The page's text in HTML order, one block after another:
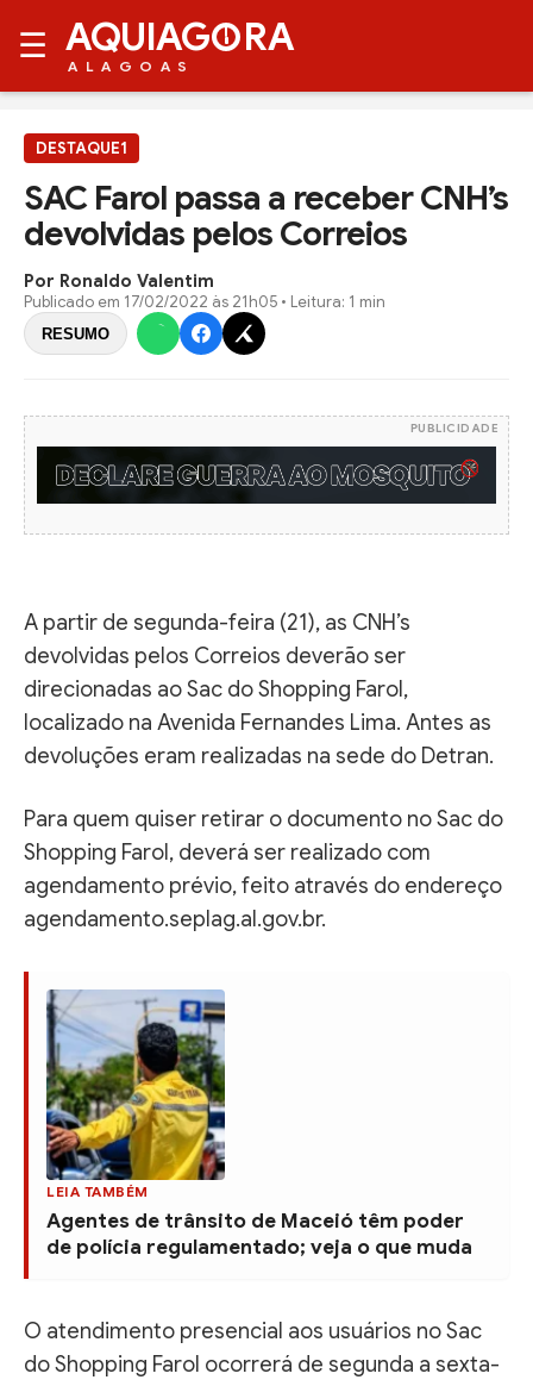
☰ AQUIAG RA
ALAGOAS
DESTAQUE1
SAC Farol passa a receber CNH’s
devolvidas pelos Correios
Por Ronaldo Valentim
Publicado em 17/02/2022 às 21h05 • Leitura: 1 min
RESUMO
PUBLICIDADE
A partir de segunda-feira (21), as CNH’s
devolvidas pelos Correios deverão ser
direcionadas ao Sac do Shopping Farol,
localizado na Avenida Fernandes Lima. Antes as
devoluções eram realizadas na sede do Detran.
Para quem quiser retirar o documento no Sac do
Shopping Farol, deverá ser realizado com
agendamento prévio, feito através do endereço
agendamento.seplag.al.gov.br.
LEIA TAMBÉM
Agentes de trânsito de Maceió têm poder
de polícia regulamentado; veja o que muda
O atendimento presencial aos usuários no Sac
do Shopping Farol ocorrerá de segunda a sexta-